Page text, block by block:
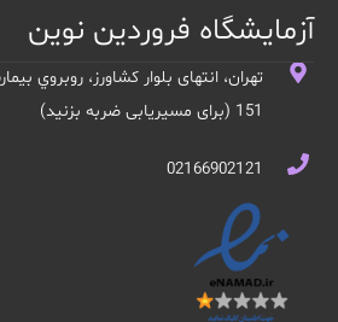
آزمایشگاه فروردین نوین
تهران، انتهای بلوار کشاورز، روبروي
151 (برای مسیریابی ضربه بزنید)
02166902121